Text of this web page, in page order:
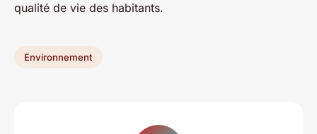
qualité de vie des habitants.
Environnement